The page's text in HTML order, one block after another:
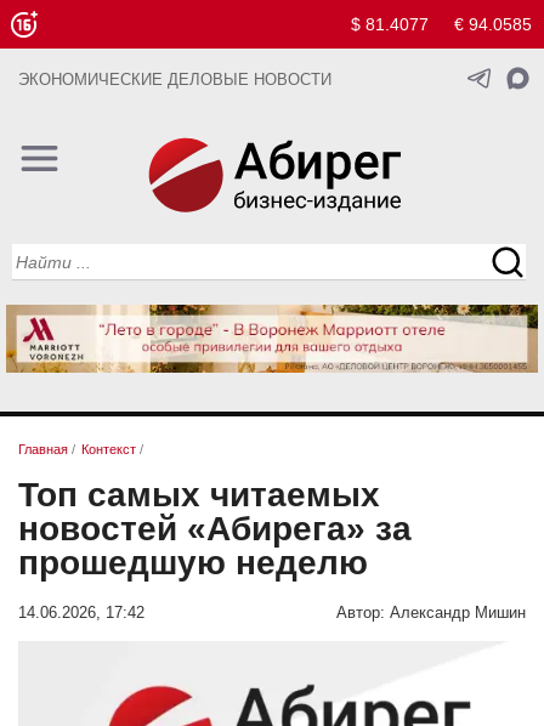
$ 81.4077 € 94.0585
ЭКОНОМИЧЕСКИЕ ДЕЛОВЫЕ НОВОСТИ
Главная / Контекст /
Топ самых читаемых
новостей «Абирега» за
прошедшую неделю
14.06.2026, 17:42 Автор: Александр Мишин